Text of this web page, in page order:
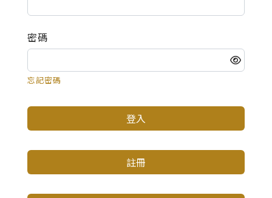
密碼
忘記密碼
登入
註冊